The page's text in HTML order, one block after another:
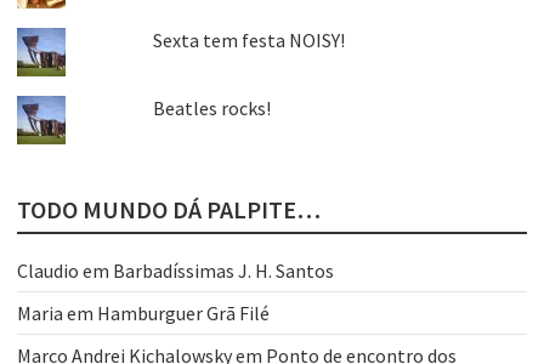
Sexta tem festa NOISY!
Beatles rocks!
TODO MUNDO DÁ PALPITE…
Claudio em Barbadíssimas J. H. Santos
Maria em Hamburguer Grã Filé
Marco Andrei Kichalowskyem Ponto de encontro dos